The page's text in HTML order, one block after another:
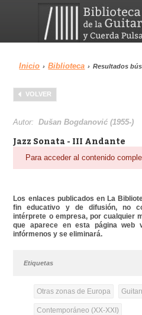
Menu
Biblioteca
Inicio › Biblioteca › Resultados
VOLVER
Autor:Dušan Bogdanović (1955-)
Jazz Sonata - III Andante
Para acceder al contenido
Los enlaces publicados en La
fin educativo y de difusión, no
intérprete o empresa, por cualquier
que aparece en esta página web
infórmenos y se eliminará.
Etiquetas
Otras zonas de Europa
Contemporáneo (XX-XXI)